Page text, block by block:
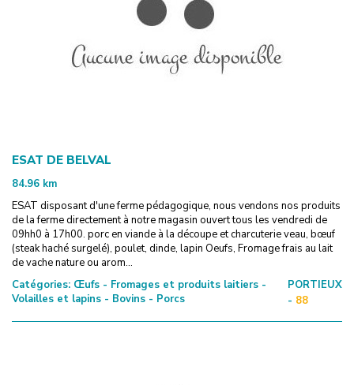
ESAT DE BELVAL
84.96 km
ESAT disposant d'une ferme pédagogique, nous vendons nos produits
de la ferme directement à notre magasin ouvert tous les vendredi de
09hh0 à 17h00. porc en viande à la découpe et charcuterie veau, bœuf
(steak haché surgelé), poulet, dinde, lapin Oeufs, Fromage frais au lait
de vache nature ou arom...
Catégories: Œufs - Fromages et produits laitiers -
Volailles et lapins - Bovins - Porcs
PORTIEUX
- 88